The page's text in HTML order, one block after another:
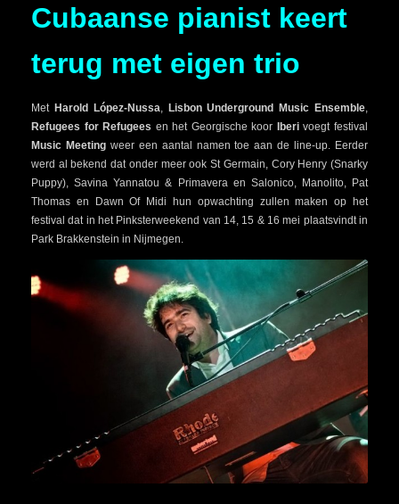
Cubaanse pianist keert
terug met eigen trio
Met Harold López-Nussa Lisbon Underground Music Ensemble
Refugees for Refugees en het Georgische koor Iberivoegt festival
Music Meetingweer een aantal namen toe aan de line-up. Eerder
werd al bekend dat onder meer ook St Germain, Cory Henry (Snarky
Puppy), Savina Yannatou & Primavera en Salonico, Manolito, Pat
Thomas en Dawn Of Midi hun opwachting zullen maken op het
festival dat in het Pinksterweekend van 14, 15 & 16 mei plaatsvindt in
Park Brakkenstein in Nijmegen.